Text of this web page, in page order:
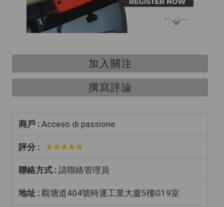
加入關注
撰寫評論
商戶 : Acceso di passione
評分 :
聯絡方式 : 請聯絡管理員
地址 : 觀塘道404號時運工業大廈5樓G19室